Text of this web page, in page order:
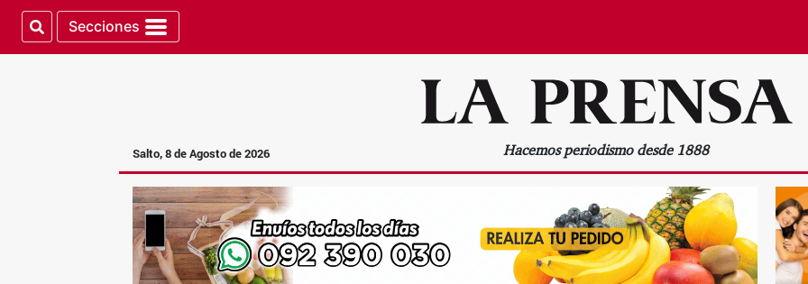
Secciones
Salto, 8 de Agosto de 2026 Hacemos periodismo desde 1888